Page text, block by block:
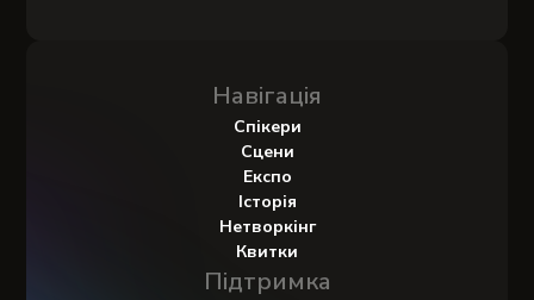
Навігація
Спікери
Сцени
Експо
Історія
Нетворкінг
Квитки
Підтримка